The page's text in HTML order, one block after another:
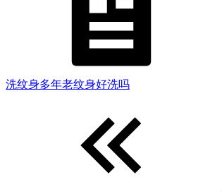
洗纹身多年老纹身好洗吗